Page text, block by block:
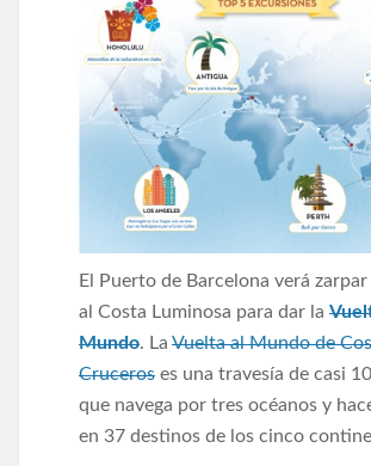
El Puerto de Barcelona verá zarpar
al Costa Luminosa para dar la
Mundo. La Vuelta al Mundo de
Cruceros es una travesía de casi
que navega por tres océanos y
en 37 destinos de los cinco